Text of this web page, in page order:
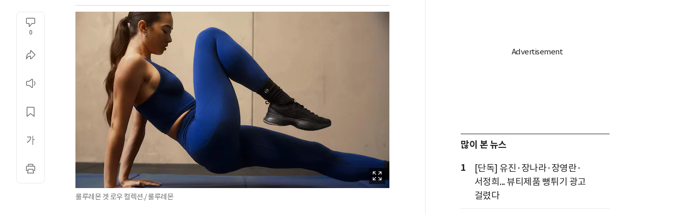
0
룰루레몬 겟 로우 컬렉션./ 룰루레몬
많이 본 뉴스
1
[단독] 유진·장나라·장영란·
서정희... 뷰티제품 뻥튀기 광고
걸렸다